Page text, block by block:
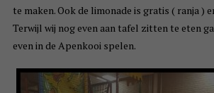
te maken. Ook de limonade is gratis ( ranja )
Terwijl wij nog even aan tafel zitten te eten
even in de Apenkooi spelen.